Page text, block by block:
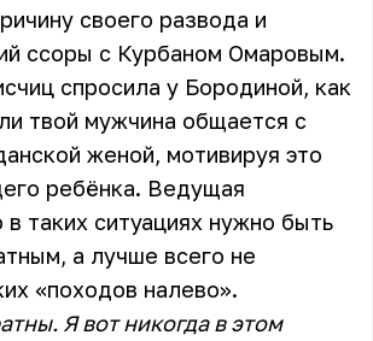
своего развода и
ссоры с Курбаном Омаровым.
спросила у Бородиной, как
твой мужчина общается с
женой, мотивируя это
ребёнка. Ведущая
в таких ситуациях нужно быть
а лучше всего не
«походов налево».
Я вот никогда в этом